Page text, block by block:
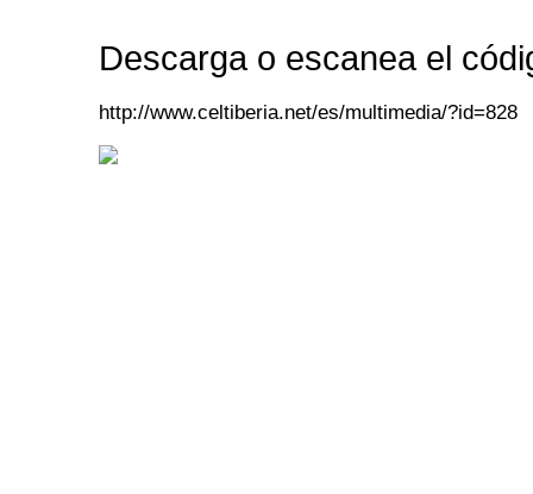
Descarga o escanea el
http://www.celtiberia.net/es/multimedia/?id=828